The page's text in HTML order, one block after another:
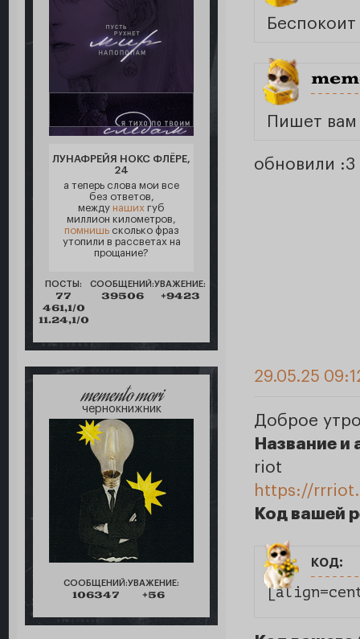
ЛУНАФРЕЙЯ НОКС ФЛЁРЕ,
24
а теперь слова мои все
без ответов,
между наших губ
миллион километров,
помнишьсколько фраз
утопили в рассветах на
прощание?
ПОСТЫ:
77
461,1/0
11.24,1/0
СООБЩЕНИЙ:
39506
УВАЖЕНИЕ:
+9423
Пишет вам
обновили :3
memento mori
чернокнижник
СООБЩЕНИЙ:
106347
УВАЖЕНИЕ:
+56
29.05.25
Доброе
Название
riot
https://
Код вашей
код: